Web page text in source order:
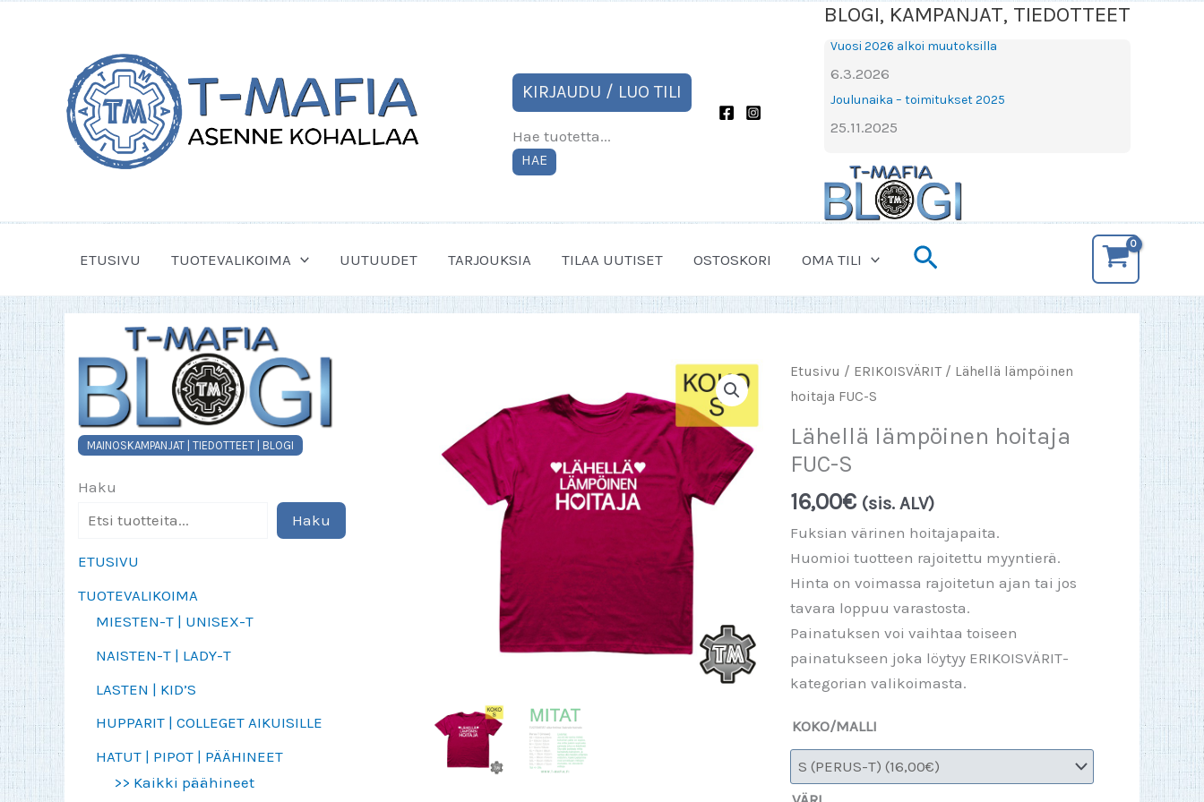
KIRJAUDU / LUO TILI
Hae tuotetta...
HAE
BLOGI, KAMPANJAT, TIEDOTTEET
Vuosi 2026 alkoi muutoksilla
6.3.2026
Joulunaika – toimitukset 2025
25.11.2025
ETUSIVU TUOTEVALIKOIMA UUTUUDET TARJOUKSIA TILAA UUTISET OSTOSKORI OMA TILI Hae
MAINOSKAMPANJAT | TIEDOTTEET | BLOGI
Haku
Haku
ETUSIVU
TUOTEVALIKOIMA
MIESTEN-T | UNISEX-T
NAISTEN-T | LADY-T
LASTEN | KID’S
HUPPARIT | COLLEGET AIKUISILLE
HATUT | PIPOT | PÄÄHINEET
>> Kaikki päähineet
Etusivu / ERIKOISVÄRIT/ Lähellä lämpöinen
hoitaja FUC-S
Lähellä lämpöinen hoitaja
FUC-S
16,00€ (sis. ALV)
Fuksian värinen hoitajapaita.
Huomioi tuotteen rajoitettu myyntierä.
Hinta on voimassa rajoitetun ajan tai jos
tavara loppuu varastosta.
Painatuksen voi vaihtaa toiseen
painatukseen joka löytyy ERIKOISVÄRIT-
kategorian valikoimasta.
KOKO/MALLI